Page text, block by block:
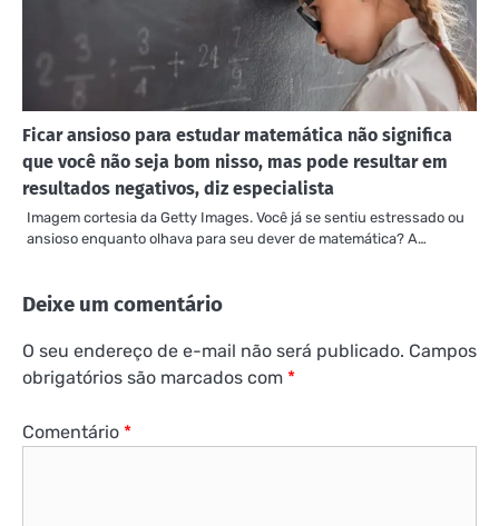
Ficar ansioso para estudar matemática não significa
que você não seja bom nisso, mas pode resultar em
resultados negativos, diz especialista
Imagem cortesia da Getty Images. Você já se sentiu estressado ou
ansioso enquanto olhava para seu dever de matemática? A…
Deixe um comentário
O seu endereço de e-mail não será publicado. Campos
obrigatórios são marcados com *
Comentário *